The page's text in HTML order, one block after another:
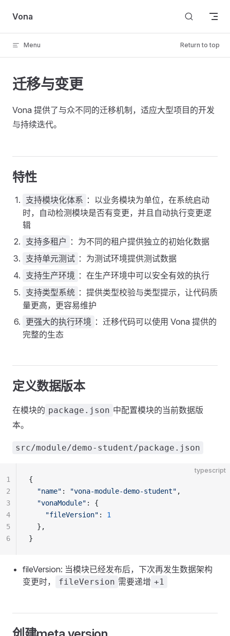
Skip to content
Vona
Menu Return to top
迁移与变更
Vona 提供了与众不同的迁移机制，适应大型项目的开发
与持续迭代。
特性
支持模块化体系 ：以业务模块为单位，在系统启动
时，自动检测模块是否有变更，并且自动执行变更逻
辑
支持多租户 ：为不同的租户提供独立的初始化数据
支持单元测试 ：为测试环境提供测试数据
支持生产环境 ：在生产环境中可以安全有效的执行
支持类型系统 ：提供类型校验与类型提示，让代码质
量更高，更容易维护
更强大的执行环境 ：迁移代码可以使用 Vona 提供的
完整的生态
定义数据版本
在模块的 package.json 中配置模块的当前数据版
本。
src/module/demo-student/package.json
typescript
{
  "name"
: "vona-module-demo-student" ,
  "vonaModule"
: {
    "fileVersion"
: 1
  },
}
1
2
3
4
5
6
fileVersion: 当模块已经发布后，下次再发生数据架构
变更时，
fileVersion 需要递增 +1